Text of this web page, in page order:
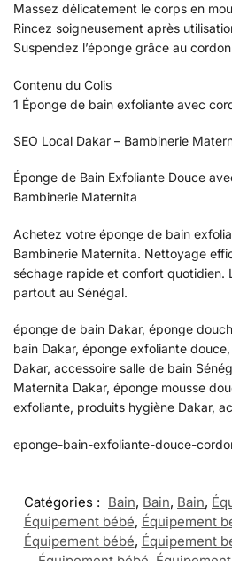
Massez délicatement le corps en
Rincez soigneusement après
Suspendez l’éponge grâce au
Contenu du Colis
1 Éponge de bain exfoliante avec
SEO Local Dakar – Bambinerie
Éponge de Bain Exfoliante Douce
Bambinerie Maternita
Achetez votre éponge de bain
Bambinerie Maternita. Nettoyage
séchage rapide et confort quotidien.
partout au Sénégal.
éponge de bain Dakar, éponge
bain Dakar, éponge exfoliante
Dakar, accessoire salle de bain
Maternita Dakar, éponge mousse
exfoliante, produits hygiène Dakar,
eponge-bain-exfoliante-douce-
Catégories : Bain, Bain, Bain,
Équipement bébé, Équipement
Équipement bébé, Équipement